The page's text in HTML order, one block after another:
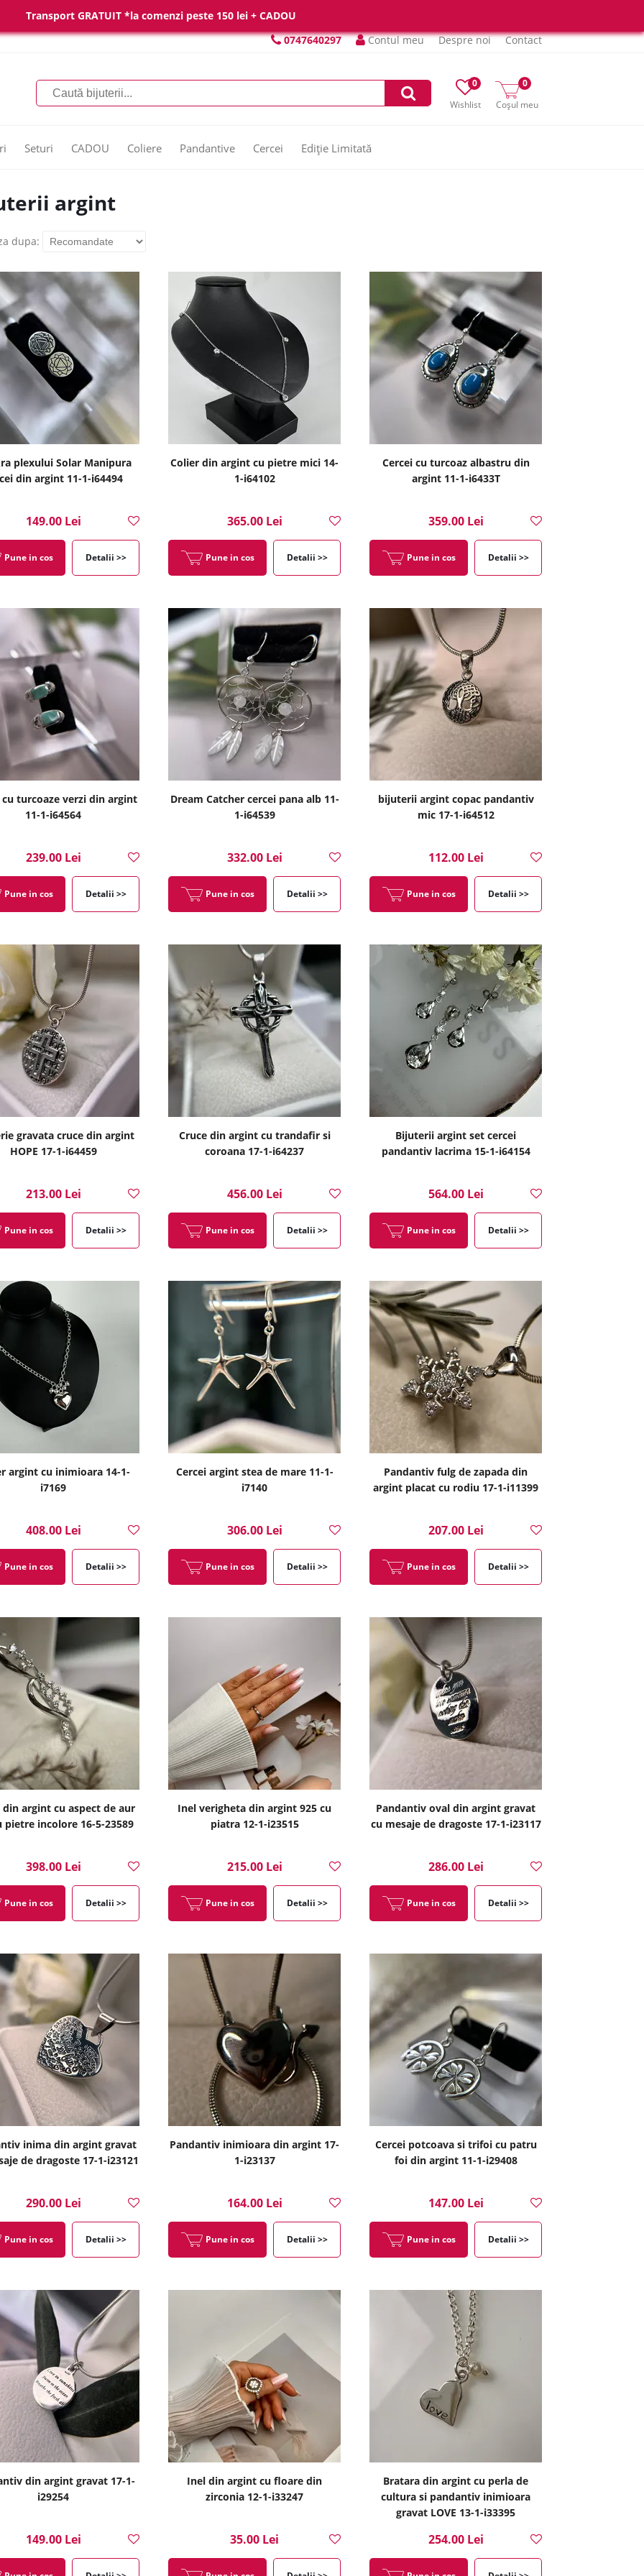
Transport GRATUIT *la comenzi peste 150 lei + CADOU
0747640297
Contul meu Despre noi Contact
Wishlist
0
Coșul meu
0
Seturi CADOU Coliere Pandantive Cercei Ediție Limitată
argint
dupa:
plexului Solar Manipura
din argint 11-1-i64494
149.00 Lei
Pune in cos Detalii >>
Colier din argint cu pietre mici 14-
1-i64102
365.00 Lei
Pune in cos Detalii >>
Cercei cu turcoaz albastru din
argint 11-1-i6433T
359.00 Lei
Pune in cos Detalii >>
cu turcoaze verzi din argint
11-1-i64564
239.00 Lei
Pune in cos Detalii >>
Dream Catcher cercei pana alb 11-
1-i64539
332.00 Lei
Pune in cos Detalii >>
bijuterii argint copac pandantiv
mic 17-1-i64512
112.00 Lei
Pune in cos Detalii >>
gravata cruce din argint
HOPE 17-1-i64459
213.00 Lei
Pune in cos Detalii >>
Cruce din argint cu trandafir si
coroana 17-1-i64237
456.00 Lei
Pune in cos Detalii >>
Bijuterii argint set cercei
pandantiv lacrima 15-1-i64154
564.00 Lei
Pune in cos Detalii >>
argint cu inimioara 14-1-
i7169
408.00 Lei
Pune in cos Detalii >>
Cercei argint stea de mare 11-1-
i7140
306.00 Lei
Pune in cos Detalii >>
Pandantiv fulg de zapada din
argint placat cu rodiu 17-1-i11399
207.00 Lei
Pune in cos Detalii >>
din argint cu aspect de aur
pietre incolore 16-5-23589
398.00 Lei
Pune in cos Detalii >>
Inel verigheta din argint 925 cu
piatra 12-1-i23515
215.00 Lei
Pune in cos Detalii >>
Pandantiv oval din argint gravat
cu mesaje de dragoste 17-1-i23117
286.00 Lei
Pune in cos Detalii >>
inima din argint gravat
de dragoste 17-1-i23121
290.00 Lei
Pune in cos Detalii >>
Pandantiv inimioara din argint 17-
1-i23137
164.00 Lei
Pune in cos Detalii >>
Cercei potcoava si trifoi cu patru
foi din argint 11-1-i29408
147.00 Lei
Pune in cos Detalii >>
din argint gravat 17-1-
i29254
149.00 Lei
Inel din argint cu floare din
zirconia 12-1-i33247
35.00 Lei
Bratara din argint cu perla de
cultura si pandantiv inimioara
gravat LOVE 13-1-i33395
254.00 Lei